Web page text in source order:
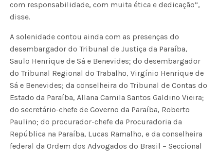
com responsabilidade, com muita ética e dedicação”,
disse.
A solenidade contou ainda com as presenças do
desembargador do Tribunal de Justiça da Paraíba,
Saulo Henrique de Sá e Benevides; do desembargador
do Tribunal Regional do Trabalho, Virgínio Henrique de
Sá e Benevides; da conselheira do Tribunal de Contas do
Estado da Paraíba, Allana Camila Santos Galdino Vieira;
do secretário-chefe de Governo da Paraíba, Roberto
Paulino; do procurador-chefe da Procuradoria da
República na Paraíba, Lucas Ramalho, e da conselheira
federal da Ordem dos Advogados do Brasil – Seccional